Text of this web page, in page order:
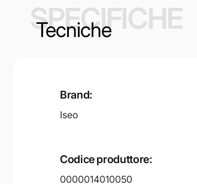
SPECIFICHE
Tecniche
Brand:
Iseo
Codice produttore:
0000014010050